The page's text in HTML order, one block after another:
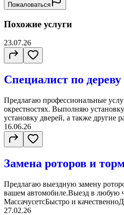
Пожаловаться
Похожие услуги
23.07.26
Специалист по дереву
Предлагаю профессиональные
окрестностях. Выполняю
установку дверей, а также другие
16.06.26
Замена роторов и
Предлагаю выездную замену
вашем автомобиле.Выезд в любую
МассачусетсБыстро и
27.02.26